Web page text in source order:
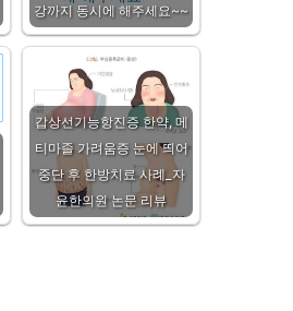
강까지 동시에 해주세요~~
갑상선기능항진증 한약, 메
티마졸 가려움증 눈에 띄어
중단 후 한방치료 사례_자
윤한의원 논문 리뷰